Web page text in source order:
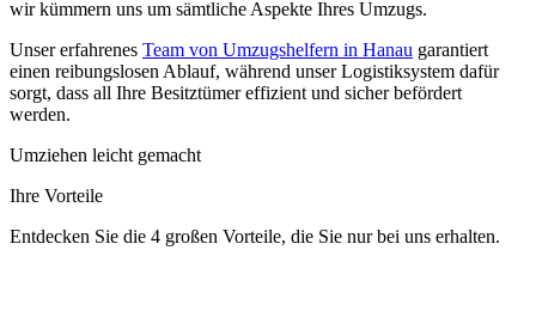
wir kümmern uns um sämtliche Aspekte Ihres Umzugs.
Unser erfahrenes Team von Umzugshelfern in Hanau garantiert
einen reibungslosen Ablauf, während unser Logistiksystem dafür
sorgt, dass all Ihre Besitztümer effizient und sicher befördert
werden.
Umziehen leicht gemacht
Ihre Vorteile
Entdecken Sie die 4 großen Vorteile, die Sie nur bei uns erhalten.